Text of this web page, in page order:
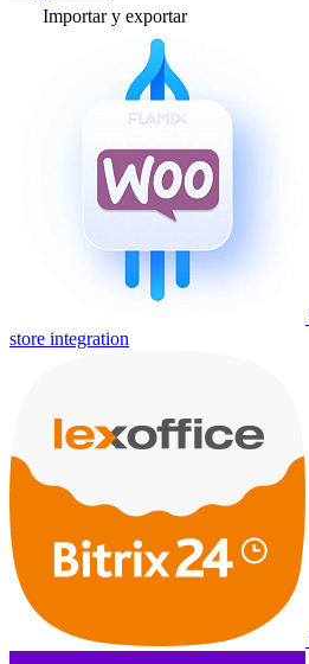
Importar y exportar
store integration